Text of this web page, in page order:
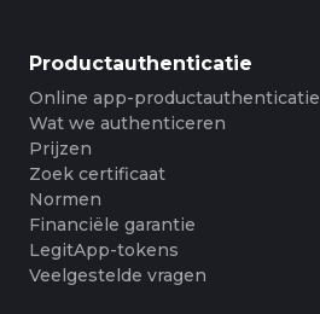
Productauthenticatie
Online app-productauthenticatie
Wat we authenticeren
Prijzen
Zoek certificaat
Normen
Financiële garantie
LegitApp-tokens
Veelgestelde vragen